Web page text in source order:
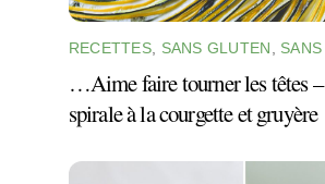
RECETTES, SANS GLUTEN
…Aime faire tourner les têtes
spirale à la courgette et gruyère